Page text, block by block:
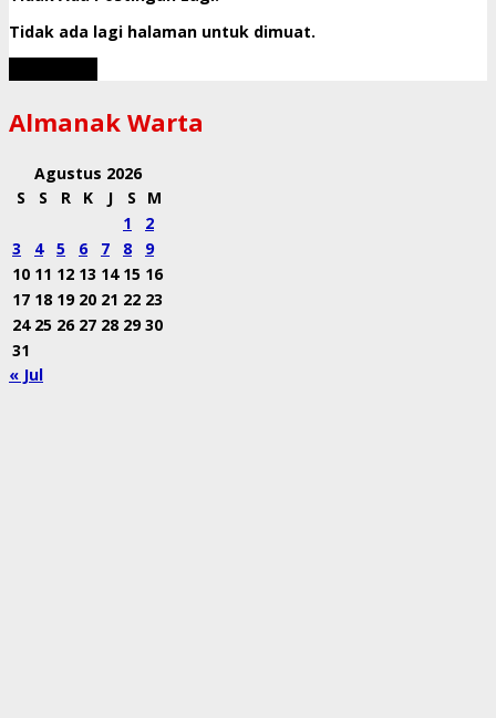
Tidak ada lagi halaman untuk dimuat.
Almanak Warta
Agustus 2026
S
S R K J S
M
1
2
3
4 5 6 7 8
9
10 11 12 13 14 15 16
17 18 19 20 21 22 23
24 25 26 27 28 29 30
31
« Jul